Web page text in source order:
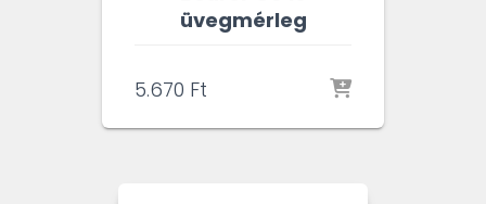
üvegmérleg
5.670 Ft